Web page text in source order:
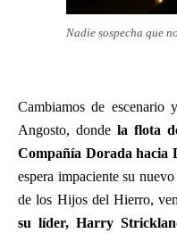
Nadie sospecha que
Cambiamos de
Angosto, donde la flota
Compañía Dorada hacia
espera impaciente su
de los Hijos del Hierro,
su líder, Harry